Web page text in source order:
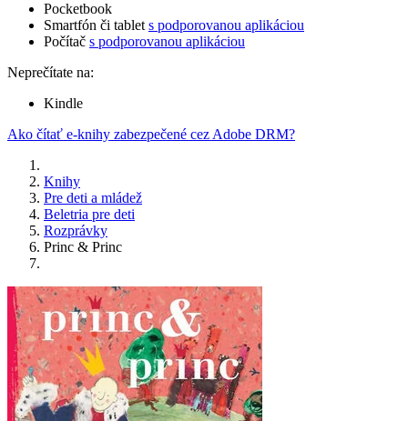
Pocketbook
Smartfón či tablet s podporovanou aplikáciou
Počítač s podporovanou aplikáciou
Neprečítate na:
Kindle
Ako čítať e-knihy zabezpečené cez Adobe DRM?
Knihy
Pre deti a mládež
Beletria pre deti
Rozprávky
Princ & Princ